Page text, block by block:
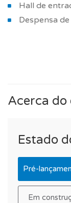
Hall de
Despensa de
Acerca
Estado
Pré-
Em